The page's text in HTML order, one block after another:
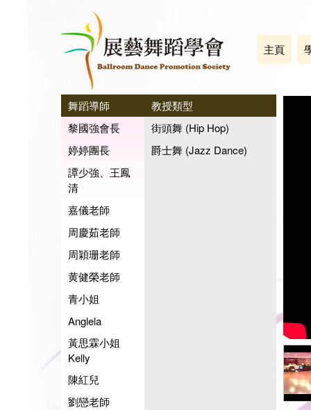
主頁
舞蹈導師
黎國強會長
婷婷團長
譚少強、王鳳
清
嘉儀老師
周慶茹老師
周穎珊老師
黄健榮老師
青小姐
Anglela
黃思霖小姐
Kelly
陳紅兒
劉戀老師
教授類型
街頭舞 (Hip Hop)
爵士舞 (Jazz Dance)